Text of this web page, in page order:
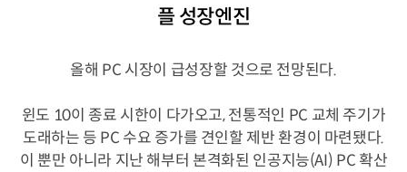
플 성장엔진
올해 PC 시장이 급성장할 것으로 전망된다.
윈도 10이 종료 시한이 다가오고, 전통적인 PC 교체 주기가
도래하는 등 PC 수요 증가를 견인할 제반 환경이 마련됐다.
이 뿐만 아니라 지난 해부터 본격화된 인공지능(AI) PC 확산